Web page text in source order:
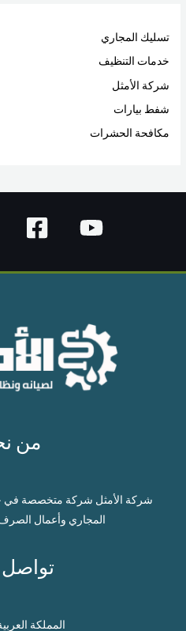
تسليك المجاري
خدمات التنظيف
شركة الأمثل
شفط بيارات
مكافحة الحشرات
من
شركة الأمثل شركة متخصصة في
المجاري وأعمال
تواصل
المملكة